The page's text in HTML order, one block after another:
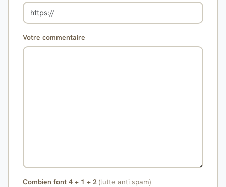
Votre commentaire
Combien font 4 + 1 + 2 (lutte anti spam)